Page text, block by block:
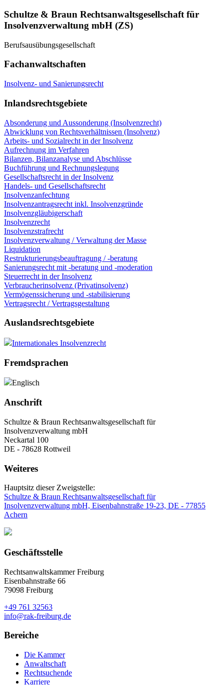
Schultze & Braun Rechtsanwaltsgesellschaft für
Insolvenzverwaltung mbH (ZS)
Berufsausübungsgesellschaft
Fachanwaltschaften
Insolvenz- und Sanierungsrecht
Inlandsrechtsgebiete
Absonderung und Aussonderung (Insolvenzrecht)
Abwicklung von Rechtsverhältnissen (Insolvenz)
Arbeits- und Sozialrecht in der Insolvenz
Aufrechnung im Verfahren
Bilanzen, Bilanzanalyse und Abschlüsse
Buchführung und Rechnungslegung
Gesellschaftsrecht in der Insolvenz
Handels- und Gesellschaftsrecht
Insolvenzanfechtung
Insolvenzantragsrecht inkl. Insolvenzgründe
Insolvenzgläubigerschaft
Insolvenzrecht
Insolvenzstrafrecht
Insolvenzverwaltung / Verwaltung der Masse
Liquidation
Restrukturierungsbeauftragung / -beratung
Sanierungsrecht mit -beratung und -moderation
Steuerrecht in der Insolvenz
Verbraucherinsolvenz (Privatinsolvenz)
Vermögenssicherung und -stabilisierung
Vertragsrecht / Vertragsgestaltung
Auslandsrechtsgebiete
Internationales Insolvenzrecht
Fremdsprachen
Englisch
Anschrift
Schultze & Braun Rechtsanwaltsgesellschaft für
Insolvenzverwaltung mbH
Neckartal 100
DE - 78628 Rottweil
Weiteres
Hauptsitz dieser Zweigstelle:
Schultze & Braun Rechtsanwaltsgesellschaft für
Insolvenzverwaltung mbH, Eisenbahnstraße 19-23, DE - 77855
Achern
Geschäftsstelle
Rechtsanwaltskammer Freiburg
Eisenbahnstraße 66
79098 Freiburg
+49 761 32563
info@rak-freiburg.de
Bereiche
Die Kammer
Anwaltschaft
Rechtsuchende
Karriere